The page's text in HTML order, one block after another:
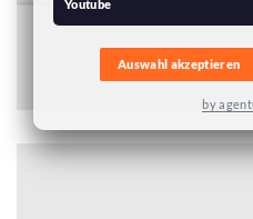
Youtube
by
Auswahl akzeptieren